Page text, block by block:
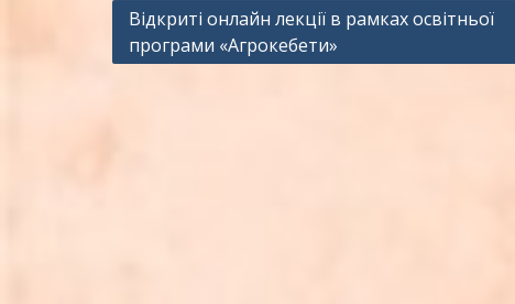
Навігація
записів
Відкриті онлайн лекції в рамках освітньої
програми «Агрокебети»